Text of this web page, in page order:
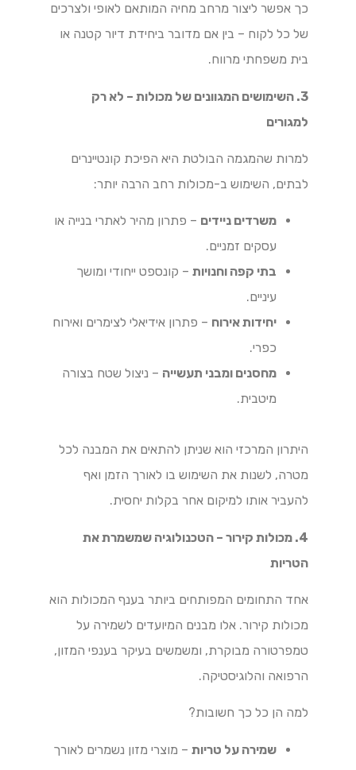
כך אפשר ליצור מרחב מחיה המותאם לאופי ולצרכים
של כל לקוח – בין אם מדובר ביחידת דיור קטנה או
בית משפחתי מרווח.
3. השימושים המגוונים של מכולות – לא רק
למגורים
למרות שהמגמה הבולטת היא הפיכת קונטיינרים
לבתים, השימוש ב-מכולות רחב הרבה יותר:
משרדים ניידים – פתרון מהיר לאתרי בנייה או
עסקים זמניים.
בתי קפה וחנויות – קונספט ייחודי ומושך
עיניים.
יחידות אירוח – פתרון אידיאלי לצימרים ואירוח
כפרי.
מחסנים ומבני תעשייה – ניצול שטח בצורה
מיטבית.
היתרון המרכזי הוא שניתן להתאים את המבנה לכל
מטרה, לשנות את השימוש בו לאורך הזמן ואף
להעביר אותו למיקום אחר בקלות יחסית.
4. מכולות קירור – הטכנולוגיה שמשמרת את
הטריות
אחד התחומים המפותחים ביותר בענף המכולות הוא
מכולות קירור. אלו מבנים המיועדים לשמירה על
טמפרטורה מבוקרת, ומשמשים בעיקר בענפי המזון,
הרפואה והלוגיסטיקה.
למה הן כל כך חשובות?
שמירה על טריות – מוצרי מזון נשמרים לאורך